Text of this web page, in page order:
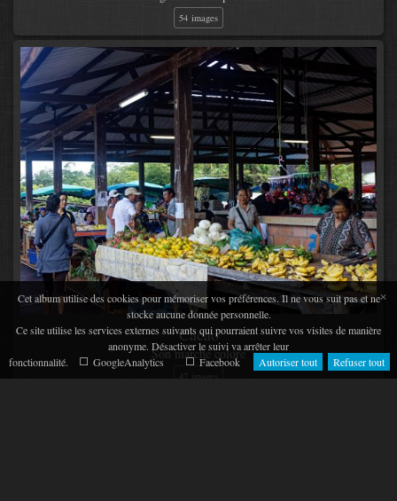
54 images
Cacao
Son marché coloré
47 images
×
Cet album utilise des cookies pour mémoriser vos préférences. Il ne vous suit pas et ne
stocke aucune donnée personnelle.
Ce site utilise les services externes suivants qui pourraient suivre vos visites de manière
anonyme. Désactiver le suivi va arrêter leur
fonctionnalité.
GoogleAnalytics Facebook Autoriser tout Refuser tout